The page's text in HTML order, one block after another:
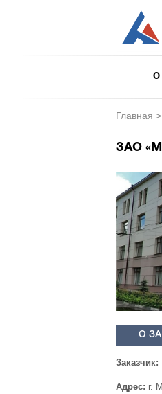
О
Главная >
ЗАО
О
Заказчик:
Адрес: г.